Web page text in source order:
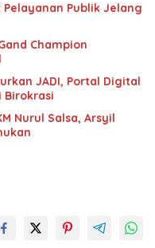
Pelayanan Publik Jelang
Champion
JADI, Portal Digital
Birokrasi
Nurul Salsa, Arsyil